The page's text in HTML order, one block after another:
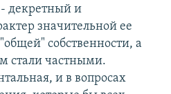
- декретный и
значительной ее
собственности, а
стали частными.
и в вопросах